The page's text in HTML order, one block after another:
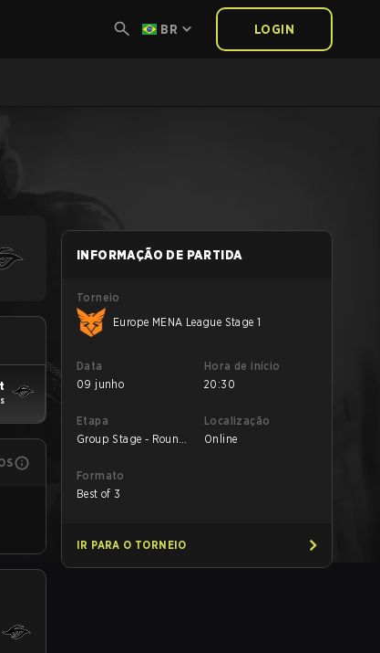
BR LOGIN
INFORMAÇÃO DE PARTIDA
Torneio
Europe MENA League Stage 1
Data
09 junho
Hora de início
20:30
Etapa
Group Stage - Round
Localização
Online
Formato
Best of 3
IR PARA O TORNEIO